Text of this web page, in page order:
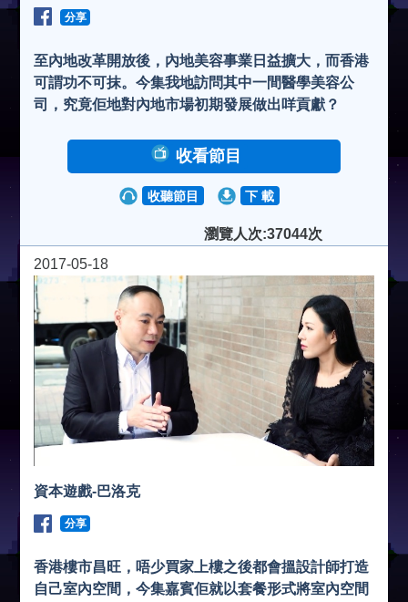
分享
至內地改革開放後，內地美容事業日益擴大，而香港
可謂功不可抹。今集我地訪問其中一間醫學美容公
司，究竟佢地對內地市場初期發展做出咩貢獻？
收看節目
收聽節目 下 載
瀏覽人次:37044次
2017-05-18
資本遊戲-巴洛克
分享
香港樓市昌旺，唔少買家上樓之後都會搵設計師打造
自己室內空間，今集嘉賓佢就以套餐形式將室內空間